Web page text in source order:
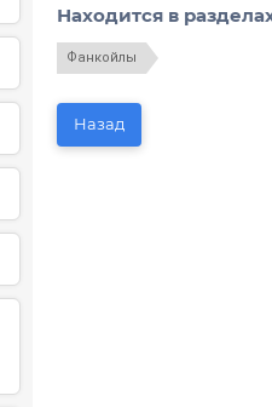
Находится в
Фанкойлы
Назад